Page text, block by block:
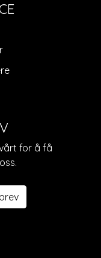
for å få